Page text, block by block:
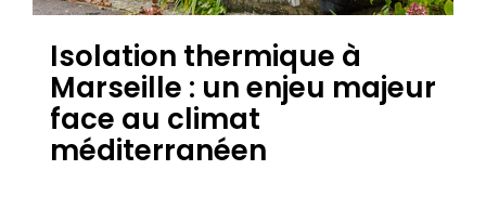
Isolation thermique à
Marseille : un enjeu majeur
face au climat
méditerranéen